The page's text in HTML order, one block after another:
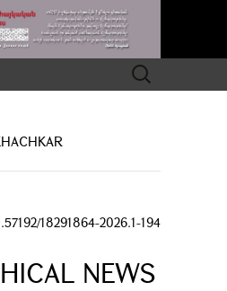
Search
for:
18291864-2026.1-194
NEWS